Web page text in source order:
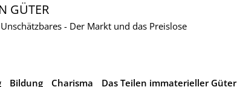
GÜTER
- Der Markt und das Preislose
Bildung Charisma
Das Teilen immaterieller Güter